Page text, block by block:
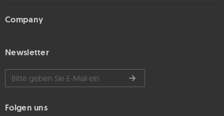
Company
Newsletter
Folgen uns